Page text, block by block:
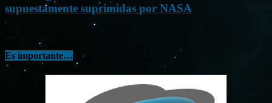
supuestamente suprimidas por NASA
Es importante…